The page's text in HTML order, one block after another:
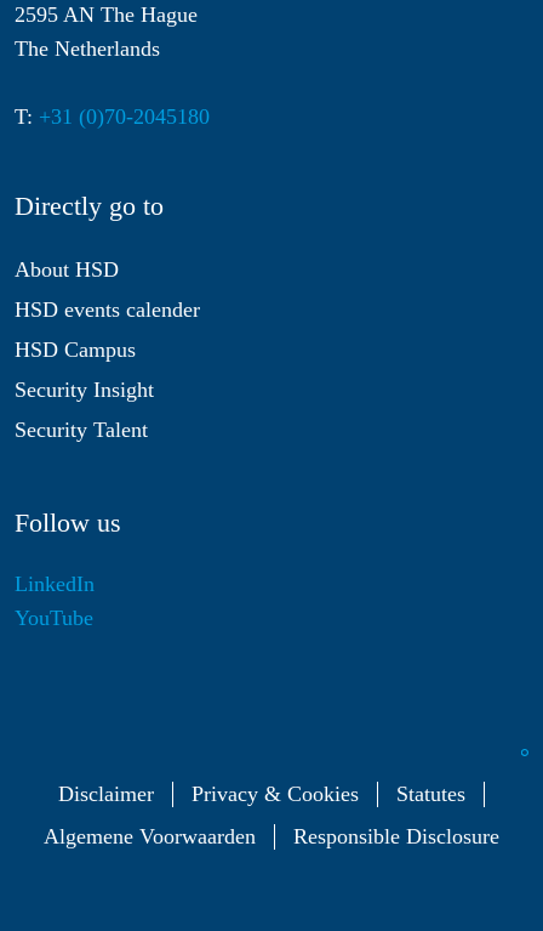
2595 AN The Hague
The Netherlands
T: +31 (0)70-2045180
Directly go to
About HSD
HSD events calender
HSD Campus
Security Insight
Security Talent
Follow us
LinkedIn
YouTube
Disclaimer Privacy & Cookies
Statutes
Algemene Voorwaarden
Responsible Disclosure